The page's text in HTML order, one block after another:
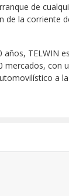
de
de la corriente
años, TELWIN es
mercados, con
a la